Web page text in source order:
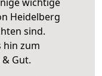
Heidelberg
sind.
hin zum
Gut.